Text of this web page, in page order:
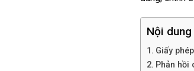
Nội
Giấy
Phản hồi